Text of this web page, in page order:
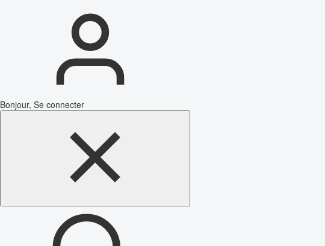
Bonjour, Se connecter